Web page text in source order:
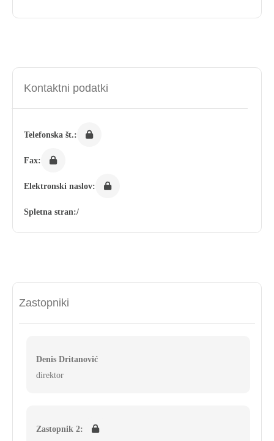
Kontaktni podatki
Telefonska št.:
Fax:
Elektronski naslov:
Spletna stran:/
Zastopniki
Denis Dritanović
direktor
Zastopnik 2: